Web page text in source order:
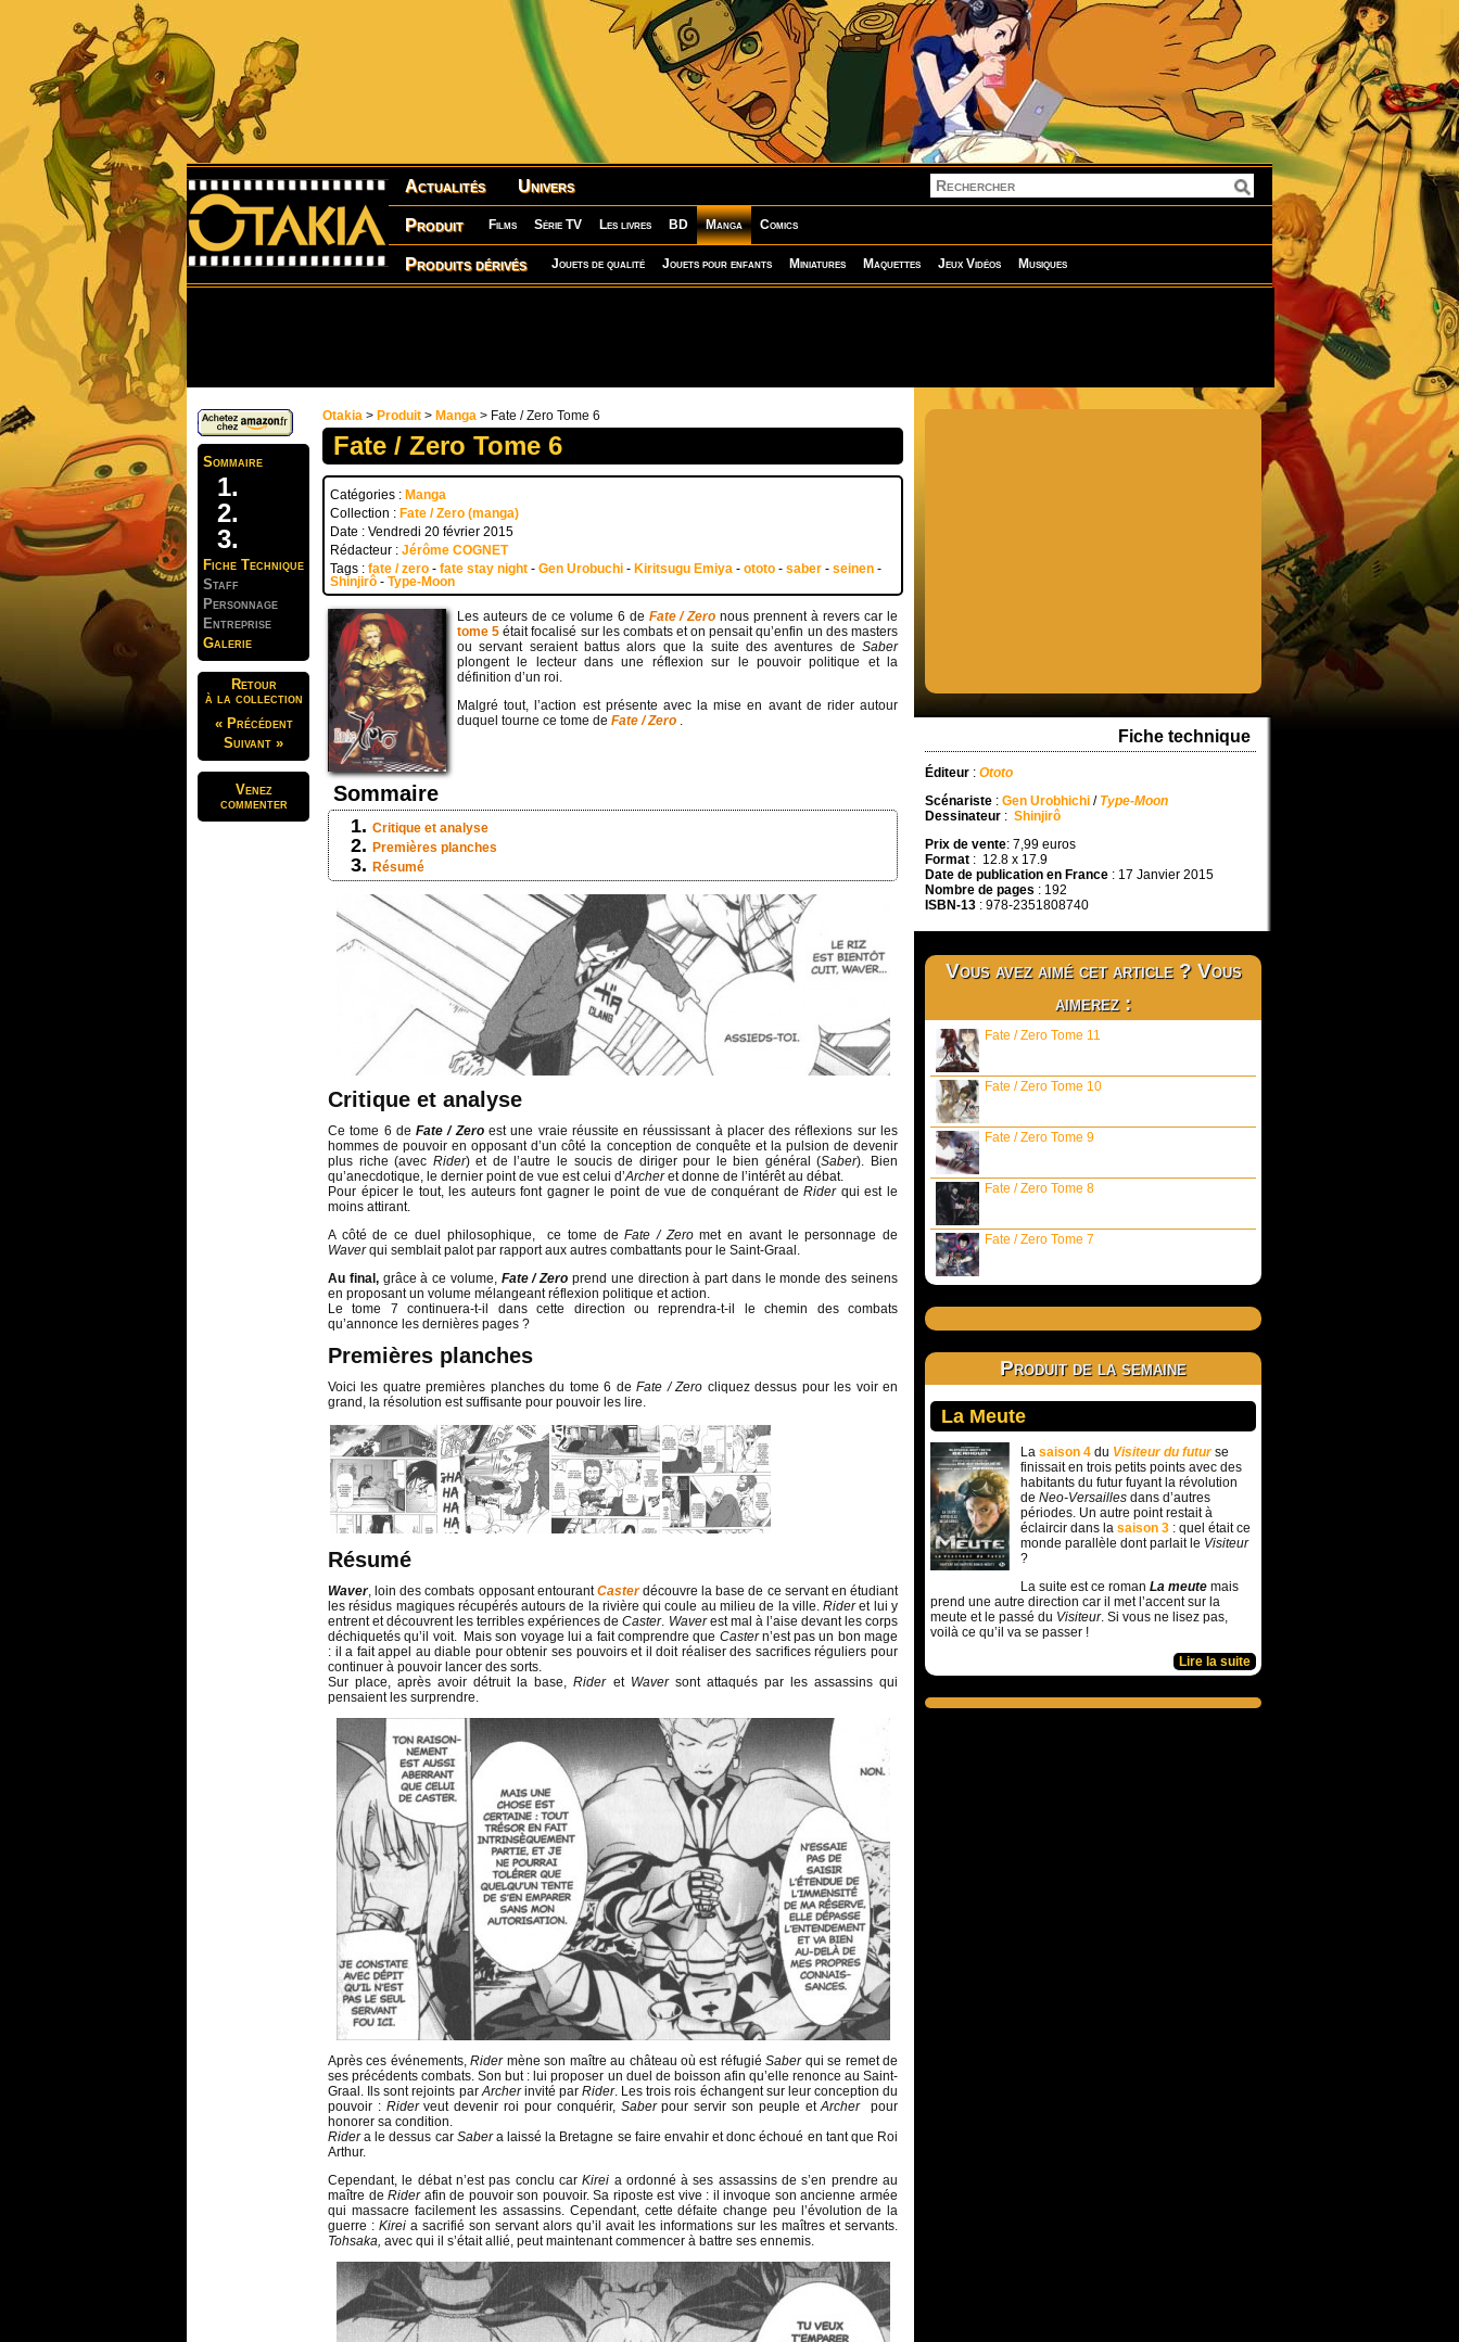
Actualités Univers
Produit Films Série TV Les livres BD Manga Comics
Produits dérivés Jouets de qualité Jouets pour enfants Miniatures Maquettes Jeux Vidéos Musiques
Sommaire
Fiche Technique
Staff
Personnage
Entreprise
Galerie
Retour
à la collection
« Précédent
Suivant »
Venez
commenter
Otakia > Produit > Manga > Fate / Zero Tome 6
Fate / Zero Tome 6
Catégories : Manga
Collection : Fate / Zero (manga)
Date : Vendredi 20 février 2015
Rédacteur : Jérôme COGNET
Tags : fate / zero - fate stay night - Gen Urobuchi - Kiritsugu Emiya - ototo - saber - seinen -
Shinjirô - Type-Moon
Les auteurs de ce volume 6 de Fate / Zero nous prennent à revers car le
tome 5 était focalisé sur les combats et on pensait qu’enfin un des masters
ou servant seraient battus alors que la suite des aventures de Saber
plongent le lecteur dans une réflexion sur le pouvoir politique et la
définition d’un roi.
Malgré tout, l’action est présente avec la mise en avant de rider autour
duquel tourne ce tome de Fate / Zero .
Sommaire
Critique et analyse
Premières planches
Résumé
Critique et analyse
Ce tome 6 deFate / Zeroest une vraie réussite en réussissant à placer des réflexions sur les
hommes de pouvoir en opposant d’un côté la conception de conquête et la pulsion de devenir
plus riche (avec Rider) et de l’autre le soucis de diriger pour le bien général (Saber). Bien
qu’anecdotique, le dernier point de vue est celui d’Archeret donne de l’intérêt au débat.
Pour épicer le tout, les auteurs font gagner le point de vue de conquérant deRiderqui est le
moins attirant.
A côté de ce duel philosophique, ce tome deFate / Zeromet en avant le personnage de
Waverqui semblait palot par rapport aux autres combattants pour le Saint-Graal.
Au final,grâce à ce volume, Fate / Zero prend une direction à part dans le monde des seinens
en proposant un volume mélangeant réflexion politique et action.
Le tome 7 continuera-t-il dans cette direction ou reprendra-t-il le chemin des combats
qu’annonce les dernières pages ?
Premières planches
Voici les quatre premières planches du tome 6 deFate / Zero cliquez dessus pour les voir en
grand, la résolution est suffisante pour pouvoir les lire.
Résumé
Waver, loin des combats opposant entourantCasterdécouvre la base de ce servant en étudiant
les résidus magiques récupérés autours de la rivière qui coule au milieu de la ville.Rideret lui y
entrent et découvrent les terribles expériences deCaster. Waverest mal à l’aise devant les corps
déchiquetés qu’il voit. Mais son voyage lui a fait comprendre que Castern’est pas un bon mage
: il a fait appel au diable pour obtenir ses pouvoirs et il doit réaliser des sacrifices réguliers pour
continuer à pouvoir lancer des sorts.
Sur place, après avoir détruit la base,Rideret Waversont attaqués par les assassins qui
pensaient les surprendre.
Après ces événements,Ridermène son maître au château où est réfugiéSaberqui se remet de
ses précédents combats. Son but : lui proposer un duel de boisson afin qu’elle renonce au Saint-
Graal. Ils sont rejoints parArcherinvité par Rider. Les trois rois échangent sur leur conception du
pouvoir : Riderveut devenir roi pour conquérir, Saberpour servir son peuple etArcherpour
honorer sa condition.
Ridera le dessus car Sabera laissé la Bretagne se faire envahir et donc échoué en tant que Roi
Arthur.
Cependant, le débat n’est pas conclu carKirei a ordonné à ses assassins de s’en prendre au
maître deRiderafin de pouvoir son pouvoir. Sa riposte est vive : il invoque son ancienne armée
qui massacre facilement les assassins. Cependant, cette défaite change peu l’évolution de la
guerre : Kirei a sacrifié son servant alors qu’il avait les informations sur les maîtres et servants.
Tohsaka, avec qui il s’était allié, peut maintenant commencer à battre ses ennemis.
Fiche technique
Éditeur : Ototo
Scénariste : Gen Urobhichi / Type-Moon
Dessinateur : Shinjirô
Prix de vente: 7,99 euros
Format : 12.8 x 17.9
Date de publication en France : 17 Janvier 2015
Nombre de pages : 192
ISBN-13 : 978-2351808740
Vous avez aimé cet article ? Vous
aimerez :
Fate / Zero Tome 11
Fate / Zero Tome 10
Fate / Zero Tome 9
Fate / Zero Tome 8
Fate / Zero Tome 7
Produit de la semaine
La Meute
La saison 4 du Visiteur du futurse
finissait en trois petits points avec des
habitants du futur fuyant la révolution
de Neo-Versailles dans d’autres
périodes. Un autre point restait à
éclaircir dans la saison 3 : quel était ce
monde parallèle dont parlait le Visiteur
?
La suite est ce roman La meute mais
prend une autre direction car il met l’accent sur la
meute et le passé du Visiteur. Si vous ne lisez pas,
voilà ce qu’il va se passer !
Lire la suite